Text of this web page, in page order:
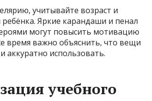
учитывайте возраст и
Яркие карандаши и пенал
могут повысить мотивацию
время важно объяснить, что вещи
аккуратно использовать.
учебного